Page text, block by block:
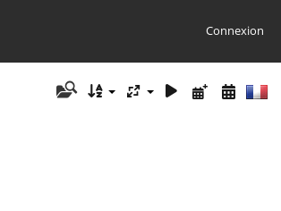
Connexion